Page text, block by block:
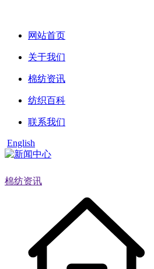
网站首页
关于我们
棉纺资讯
纺织百科
联系我们
English
棉纺资讯